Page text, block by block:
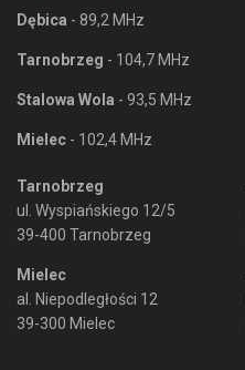
Dębica - 89,2 MHz
Tarnobrzeg - 104,7 MHz
Stalowa Wola - 93,5 MHz
Mielec - 102,4 MHz
Tarnobrzeg
ul. Wyspiańskiego 12/5
39-400 Tarnobrzeg
Mielec
al. Niepodległości 12
39-300 Mielec